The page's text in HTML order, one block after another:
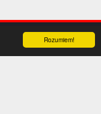
Rozumiem!